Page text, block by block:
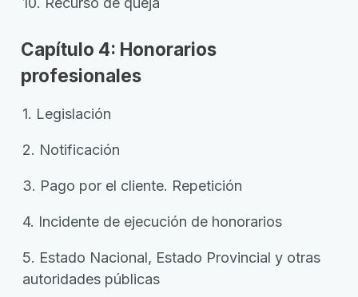
Capítulo 4: Honorarios
profesionales
1. Legislación
2. Notificación
3. Pago por el cliente. Repetición
4. Incidente de ejecución de honorarios
5. Estado Nacional, Estado Provincial y otras
autoridades públicas